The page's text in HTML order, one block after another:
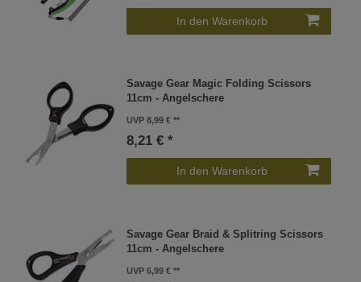
In den Warenkorb
Savage Gear Magic Folding Scissors
11cm - Angelschere
UVP 8,99 €
8,21 € *
In den Warenkorb
Savage Gear Braid & Splitring Scissors
11cm - Angelschere
UVP 6,99 €